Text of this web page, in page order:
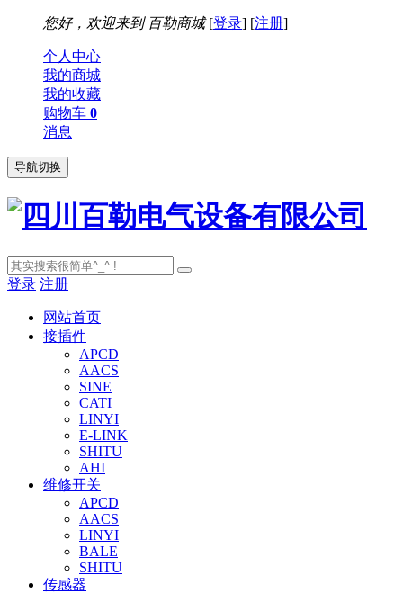
您好，欢迎来到 百勒商城[登录] [注册]
个人中心
我的商城
我的收藏
购物车 0
消息
导航切换
登录 注册
网站首页
接插件
APCD
AACS
SINE
CATI
LINYI
E-LINK
SHITU
AHI
维修开关
APCD
AACS
LINYI
BALE
SHITU
传感器